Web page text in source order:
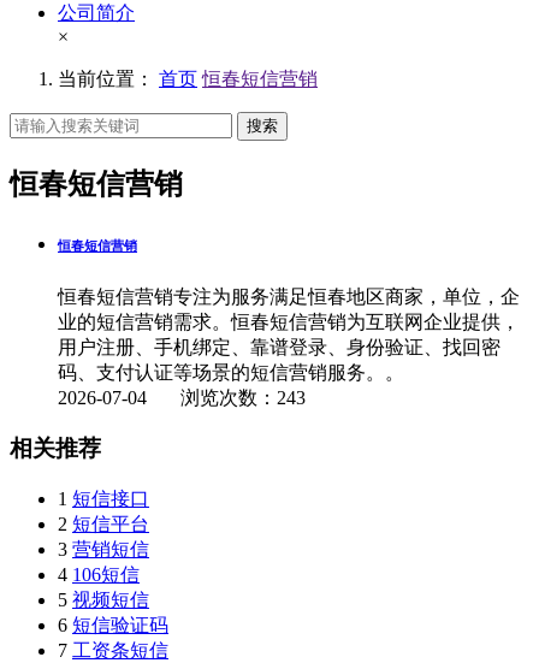
公司简介
×
当前位置： 首页 恒春短信营销
搜索
恒春短信营销
恒春短信营销
恒春短信营销专注为服务满足恒春地区商家，单位，企
业的短信营销需求。恒春短信营销为互联网企业提供，
用户注册、手机绑定、靠谱登录、身份验证、找回密
码、支付认证等场景的短信营销服务。。
2026-07-04 浏览次数：243
相关推荐
1 短信接口
2 短信平台
3 营销短信
4 106短信
5 视频短信
6 短信验证码
7 工资条短信